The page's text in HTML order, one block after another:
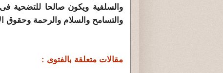
والسلفية ويكون صالحا للتضحية
والتسامح والسلام والرحمة وحقوق
مقالات متعلقة بالفتوى :